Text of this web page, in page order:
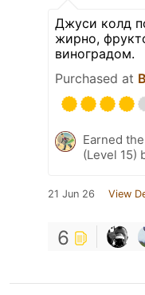
Джуси колд
жирно,
виноградом.
Purchased at
Earned
(Level 15)
21 Jun 26 View
6